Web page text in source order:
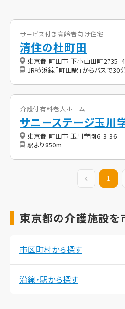
サービス付き高齢者向け住宅
清住の杜町田
東京都 町田市 下小山田町2735-4
JR横浜線「町田駅」からバスで30
介護付有料老人ホーム
サニーステージ玉川
東京都 町田市 玉川学園6-3-36
駅より850m
前の20件
1
東京都の介護施設を
市区町村から探す
沿線・駅から探す